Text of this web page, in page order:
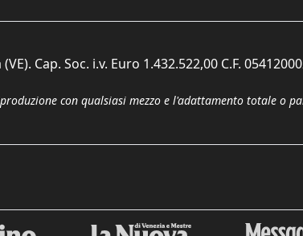
Cap. Soc. i.v. Euro 1.432.522,00 C.F.
con qualsiasi mezzo e l'adattamento totale o